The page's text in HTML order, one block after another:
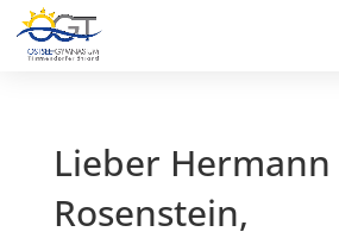
Lieber Hermann
Rosenstein,